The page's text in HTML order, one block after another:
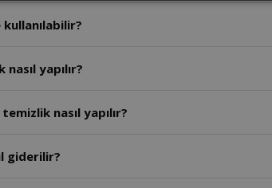
yapılır?
nasıl yapılır?
giderilir?